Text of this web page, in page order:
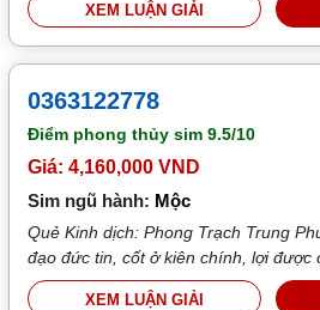
XEM LUẬN GIẢI
0363122778
Điểm phong thủy sim9.5/10
Giá: 4,160,000 VND
Sim ngũ hành: Mộc
Quẻ Kinh dịch: Phong Trạch Trung
đạo đức tin, cốt ở kiên chính, lợi được
XEM LUẬN GIẢI